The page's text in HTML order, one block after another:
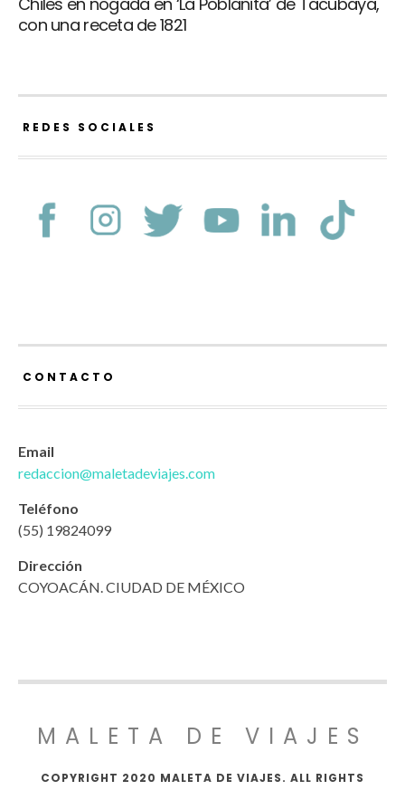
con una receta de 1821
REDES SOCIALES
CONTACTO
Email
redaccion@maletadeviajes.com
Teléfono
(55) 19824099
Dirección
COYOACÁN. CIUDAD DE MÉXICO
MALETA DE VIAJES
COPYRIGHT 2020 MALETA DE VIAJES. ALL RIGHTS